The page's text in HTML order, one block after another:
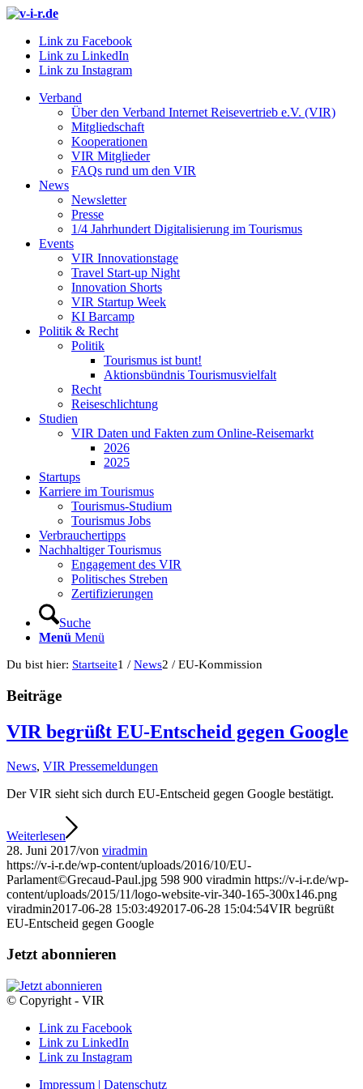
Link zu Facebook
Link zu LinkedIn
Link zu Instagram
Verband
Über den Verband Internet Reisevertrieb e.V. (VIR)
Mitgliedschaft
Kooperationen
VIR Mitglieder
FAQs rund um den VIR
News
Newsletter
Presse
1/4 Jahrhundert Digitalisierung im Tourismus
Events
VIR Innovationstage
Travel Start-up Night
Innovation Shorts
VIR Startup Week
KI Barcamp
Politik & Recht
Politik
Tourismus ist bunt!
Aktionsbündnis Tourismusvielfalt
Recht
Reiseschlichtung
Studien
VIR Daten und Fakten zum Online-Reisemarkt
2026
2025
Startups
Karriere im Tourismus
Tourismus-Studium
Tourismus Jobs
Verbrauchertipps
Nachhaltiger Tourismus
Engagement des VIR
Politisches Streben
Zertifizierungen
Suche
Menü Menü
Du bist hier: Startseite1 / News2 / EU-Kommission
Beiträge
VIR begrüßt EU-Entscheid gegen Google
News, VIR Pressemeldungen
Der VIR sieht sich durch EU-Entscheid gegen Google bestätigt.
Weiterlesen
28. Juni 2017/von viradmin
https://v-i-r.de/wp-content/uploads/2016/10/EU-
Parlament©Grecaud-Paul.jpg 598 900 viradmin https://v-i-r.de/wp-
content/uploads/2015/11/logo-website-vir-340-165-300x146.png
viradmin2017-06-28 15:03:492017-06-28 15:04:54VIR begrüßt
EU-Entscheid gegen Google
Jetzt abonnieren
© Copyright - VIR
Link zu Facebook
Link zu LinkedIn
Link zu Instagram
Impressum | Datenschutz